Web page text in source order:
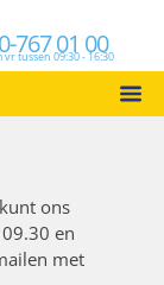
767 01 00
vr tussen 09:30 - 16:30
ons
en
met